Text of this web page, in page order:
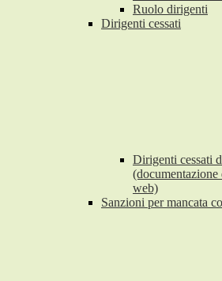
Ruolo dirigenti
Dirigenti cessati
Dirigenti cessati
web)
Sanzioni per mancata